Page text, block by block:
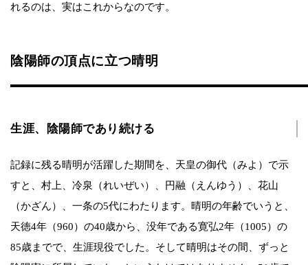
れるのは、実はこれからなのです。
陰陽師の頂点に立つ晴明
生涯、陰陽師であり続ける
記録に残る晴明が活躍した期間を、天皇の御代（みよ）で示
すと、村上、冷泉（れいぜい）、円融（えんゆう）、花山
（かざん）、一条の5代にわたります。晴明の年齢でいうと、
天徳4年（960）の40歳から、没年である寛弘2年（1005）の
85歳までで、生涯現役でした。そして晴明はその間、ずっと